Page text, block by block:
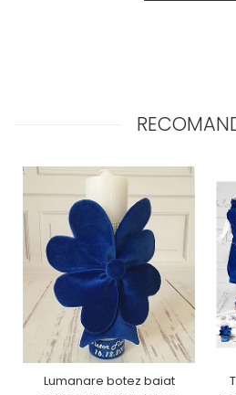
Lumanare botez baiat